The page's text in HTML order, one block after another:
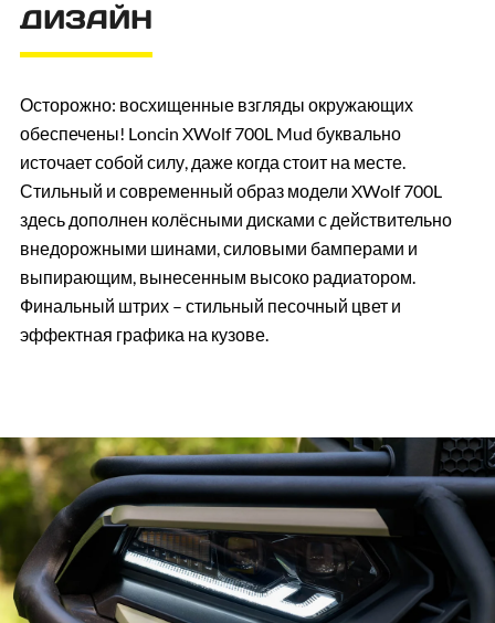
ДИЗАЙН
Осторожно: восхищенные взгляды окружающих
обеспечены! Loncin XWolf 700L Mud буквально
источает собой силу, даже когда стоит на месте.
Стильный и современный образ модели XWolf 700L
здесь дополнен колёсными дисками с действительно
внедорожными шинами, силовыми бамперами и
выпирающим, вынесенным высоко радиатором.
Финальный штрих – стильный песочный цвет и
эффектная графика на кузове.